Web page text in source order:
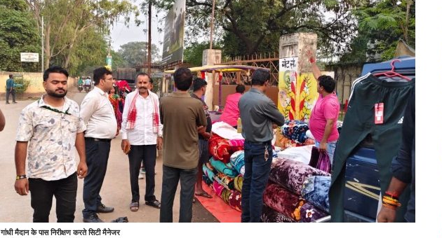
गांधी मैदान के पास निरीक्षण करते सिटी मैनेजर